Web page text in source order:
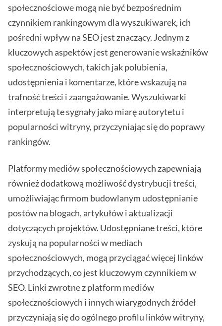
społecznościowe mogą nie być bezpośrednim
czynnikiem rankingowym dla wyszukiwarek, ich
pośredni wpływ na SEO jest znaczący. Jednym z
kluczowych aspektów jest generowanie wskaźników
społecznościowych, takich jak polubienia,
udostępnienia i komentarze, które wskazują na
trafność treści i zaangażowanie. Wyszukiwarki
interpretują te sygnały jako miarę autorytetu i
popularności witryny, przyczyniając się do poprawy
rankingów.
Platformy mediów społecznościowych zapewniają
również dodatkową możliwość dystrybucji treści,
umożliwiając firmom budowlanym udostępnianie
postów na blogach, artykułów i aktualizacji
dotyczących projektów. Udostępniane treści, które
zyskują na popularności w mediach
społecznościowych, mogą przyciągać więcej linków
przychodzących, co jest kluczowym czynnikiem w
SEO. Linki zwrotne z platform mediów
społecznościowych i innych wiarygodnych źródeł
przyczyniają się do ogólnego profilu linków witryny,